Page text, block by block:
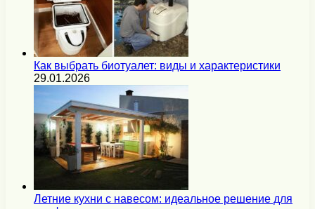
Как выбрать биотуалет: виды и характеристики
29.01.2026
Летние кухни с навесом: идеальное решение для